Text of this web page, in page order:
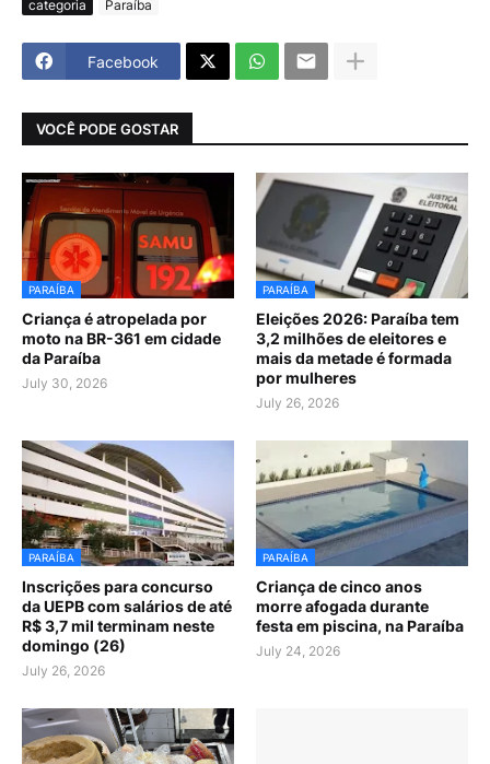
categoria Paraíba
Facebook
VOCÊ PODE GOSTAR
PARAÍBA
Criança é atropelada por
moto na BR-361 em cidade
da Paraíba
July 30, 2026
PARAÍBA
Eleições 2026: Paraíba tem
3,2 milhões de eleitores e
mais da metade é formada
por mulheres
July 26, 2026
PARAÍBA
Inscrições para concurso
da UEPB com salários de até
R$ 3,7 mil terminam neste
domingo (26)
July 26, 2026
PARAÍBA
Criança de cinco anos
morre afogada durante
festa em piscina, na Paraíba
July 24, 2026